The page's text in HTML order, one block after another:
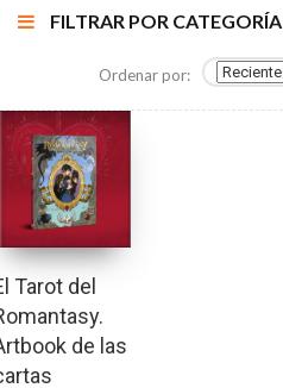
FILTRAR POR CATEGORÍA
Ordenar por:
Tarot del
de las